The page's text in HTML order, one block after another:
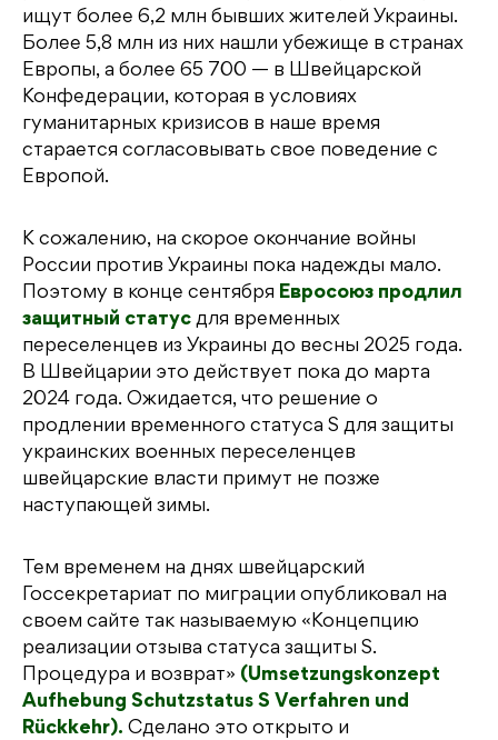
ищут более 6,2 млн бывших жителей Украины.
Более 5,8 млн из них нашли убежище в странах
Европы, а более 65 700 — в Швейцарской
Конфедерации, которая в условиях
гуманитарных кризисов в наше время
старается согласовывать свое поведение с
Европой.
К сожалению, на скорое окончание войны
России против Украины пока надежды мало.
Поэтому в конце сентября Евросоюз продлил
защитный статус для временных
переселенцев из Украины до весны 2025 года.
В Швейцарии это действует пока до марта
2024 года. Ожидается, что решение о
продлении временного статуса S для защиты
украинских военных переселенцев
швейцарские власти примут не позже
наступающей зимы.
Тем временем на днях швейцарский
Госсекретариат по миграции опубликовал на
своем сайте так называемую «Концепцию
реализации отзыва статуса защиты S.
Процедура и возврат» (Umsetzungskonzept
Aufhebung Schutzstatus S Verfahren und
Rückkehr). Сделано это открыто и